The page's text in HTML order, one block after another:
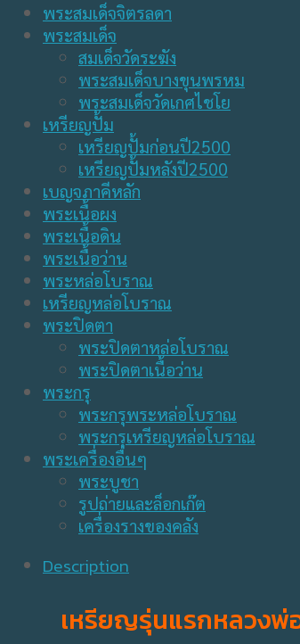
พระสมเด็จจิตรลดา
พระสมเด็จ
สมเด็จวัดระฆัง
พระสมเด็จบางขุนพรหม
พระสมเด็จวัดเกศไชโย
เหรียญปั้ม
เหรียญปั้มก่อนปี2500
เหรียญปั้มหลังปี2500
เบญจภาคีหลัก
พระเนื้อผง
พระเนื้อดิน
พระเนื้อว่าน
พระหล่อโบราณ
เหรียญหล่อโบราณ
พระปิดตา
พระปิดตาหล่อโบราณ
พระปิดตาเนื้อว่าน
พระกรุ
พระกรุพระหล่อโบราณ
พระกรุเหรียญหล่อโบราณ
พระเครื่องอื่นๆ
พระบูชา
รูปถ่ายและล็อกเก๊ต
เครื่องรางของคลัง
Description
เหรียญรุ่นแรกหลวงพ่